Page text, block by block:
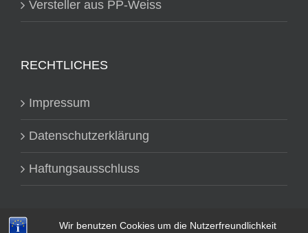
Wir benutzen Cookies um die Nutzerfreundlichkeit
Versteller aus PP-Weiss
RECHTLICHES
Impressum
Datenschutzerklärung
Haftungsausschluss